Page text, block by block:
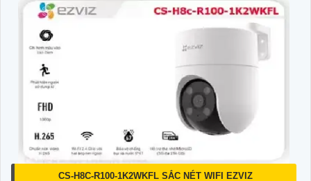
CS-H8C-R100-1K2WKFL SẮC NÉT WIFI EZVIZ